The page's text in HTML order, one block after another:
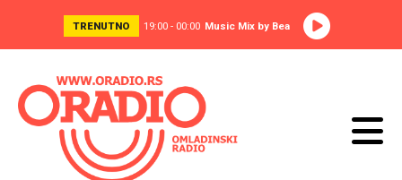
TRENUTNO 19:00 - 00:00 Music Mix by Bea